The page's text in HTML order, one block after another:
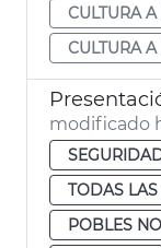
CULTURA
CULTURA
modificado
TODAS
POBLES